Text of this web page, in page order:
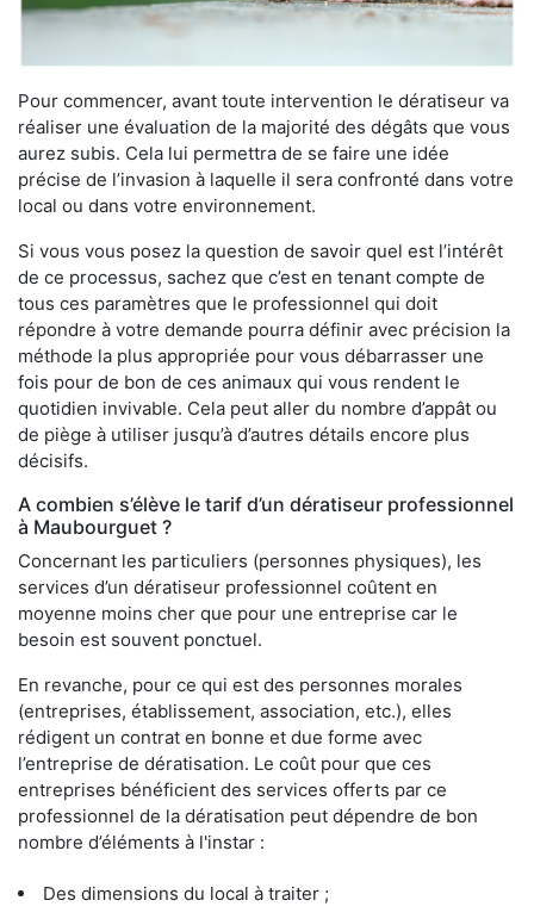
Pour commencer, avant toute intervention le dératiseur va
réaliser une évaluation de la majorité des dégâts que vous
aurez subis. Cela lui permettra de se faire une idée
précise de l’invasion à laquelle il sera confronté dans votre
local ou dans votre environnement.
Si vous vous posez la question de savoir quel est l’intérêt
de ce processus, sachez que c’est en tenant compte de
tous ces paramètres que le professionnel qui doit
répondre à votre demande pourra définir avec précision la
méthode la plus appropriée pour vous débarrasser une
fois pour de bon de ces animaux qui vous rendent le
quotidien invivable. Cela peut aller du nombre d’appât ou
de piège à utiliser jusqu’à d’autres détails encore plus
décisifs.
A combien s’élève le tarif d’un dératiseur professionnel
à Maubourguet ?
Concernant les particuliers (personnes physiques), les
services d’un dératiseur professionnel coûtent en
moyenne moins cher que pour une entreprise car le
besoin est souvent ponctuel.
En revanche, pour ce qui est des personnes morales
(entreprises, établissement, association, etc.), elles
rédigent un contrat en bonne et due forme avec
l’entreprise de dératisation. Le coût pour que ces
entreprises bénéficient des services offerts par ce
professionnel de la dératisation peut dépendre de bon
nombre d’éléments à l'instar :
Des dimensions du local à traiter ;